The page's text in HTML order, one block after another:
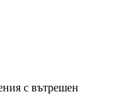
с вътрешен